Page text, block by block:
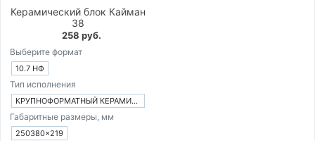
Керамический блок Кайман
38
258 руб.
Выберите формат
10.7 НФ
Тип исполнения
КРУПНОФОРМАТНЫЙ КЕРАМИЧЕСКИЙ БЛОК
Габаритные размеры, мм
250380×219